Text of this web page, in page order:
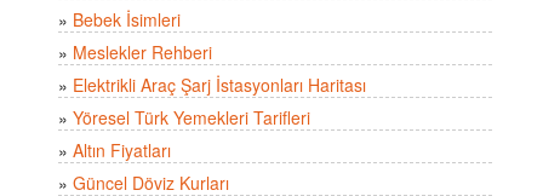
» Bebek İsimleri
» Meslekler Rehberi
» Elektrikli Araç Şarj İstasyonları Haritası
» Yöresel Türk Yemekleri Tarifleri
» Altın Fiyatları
» Güncel Döviz Kurları